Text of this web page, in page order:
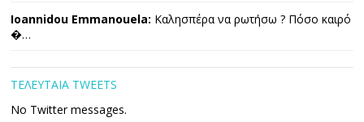
Ioannidou Emmanouela: Καλησπέρα να ρωτήσω ? Πόσο καιρό
�…
ΤΕΛΕΥΤΑΙΑ TWEETS
No Twitter messages.